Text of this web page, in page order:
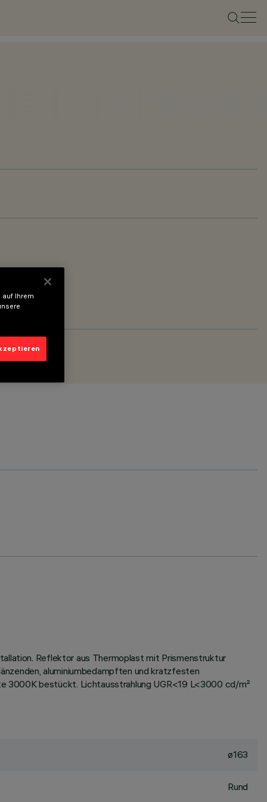
Reflektor aus Thermoplast mit Prismenstruktur
aluminiumbedampften und kratzfesten
3000K bestückt. Lichtausstrahlung UGR<19 L<3000 cd/m²
ø163
Rund
auf Ihrem